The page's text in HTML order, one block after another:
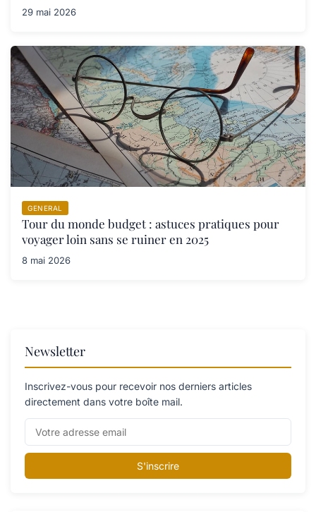
29 mai 2026
GENERAL
Tour du monde budget : astuces pratiques pour
voyager loin sans se ruiner en 2025
8 mai 2026
Newsletter
Inscrivez-vous pour recevoir nos derniers articles
directement dans votre boîte mail.
S'inscrire